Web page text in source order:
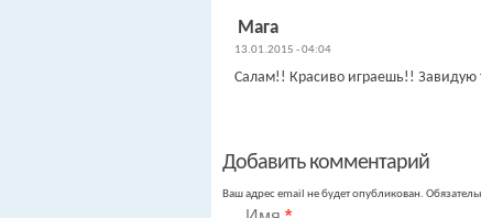
Мага
13.01.2015 - 04:04
Салам!! Красиво играешь!! Завидую
Добавить комментарий
Ваш адрес email не будет опубликован.